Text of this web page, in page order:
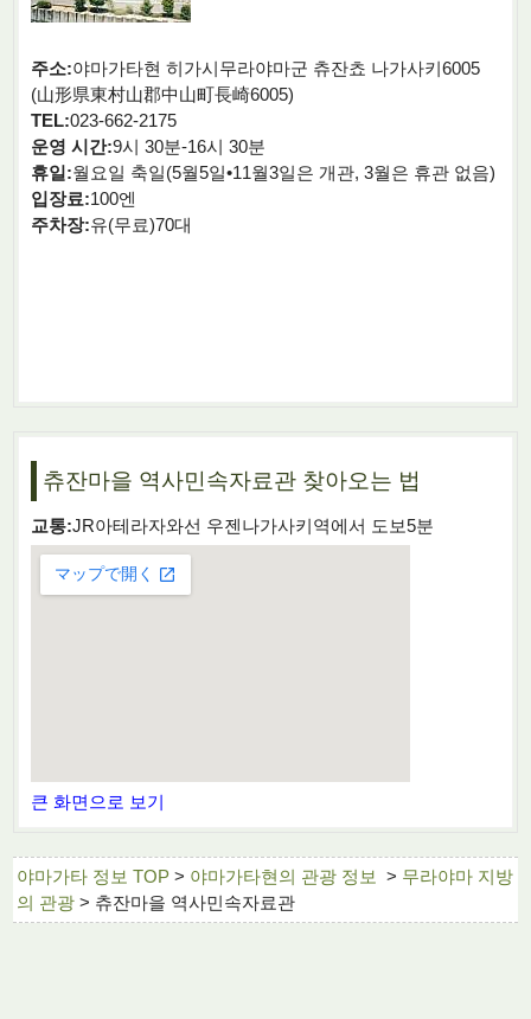
주소:야마가타현 히가시무라야마군 츄잔쵸 나가사키6005
(山形県東村山郡中山町長崎6005)
TEL:023-662-2175
운영 시간:9시 30분-16시 30분
휴일:월요일 축일(5월5일•11월3일은 개관, 3월은 휴관 없음)
입장료:100엔
주차장:유(무료)70대
츄잔마을 역사민속자료관 찾아오는 법
교통:JR아테라자와선 우젠나가사키역에서 도보5분
큰 화면으로 보기
야마가타 정보 TOP > 야마가타현의 관광 정보 > 무라야마 지방
의 관광 > 츄잔마을 역사민속자료관